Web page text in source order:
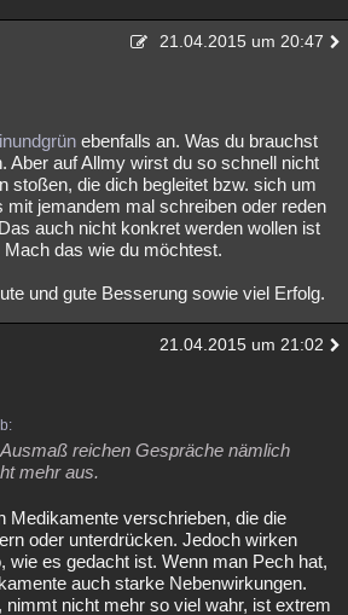
21.04.2015 um 20:47
ebenfalls an. Was du brauchst
Aber auf Allmy wirst du so schnell nicht
stoßen, die dich begleitet bzw. sich um
mit jemandem mal schreiben oder reden
auch nicht konkret werden wollen ist
das wie du möchtest.
und gute Besserung sowie viel Erfolg.
21.04.2015 um 21:02
reichen Gespräche nämlich
mehr aus.
Medikamente verschrieben, die die
oder unterdrücken. Jedoch wirken
wie es gedacht ist. Wenn man Pech hat,
auch starke Nebenwirkungen.
nicht mehr so viel wahr, ist extrem